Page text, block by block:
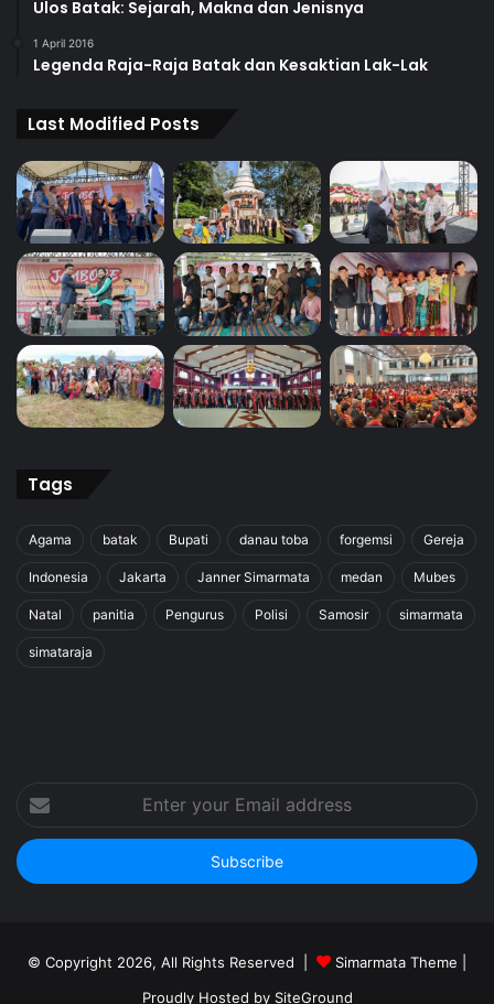
Ulos Batak: Sejarah, Makna dan Jenisnya
1 April 2016
Legenda Raja-Raja Batak dan Kesaktian Lak-Lak
Last Modified Posts
Tags
Agama batak Bupati danau toba forgemsi Gereja
Indonesia Jakarta Janner Simarmata medan Mubes
Natal panitia Pengurus Polisi Samosir simarmata
simataraja
Enter
your
Email
address
© Copyright 2026, All Rights Reserved | Simarmata Theme
Proudly Hosted by SiteGround